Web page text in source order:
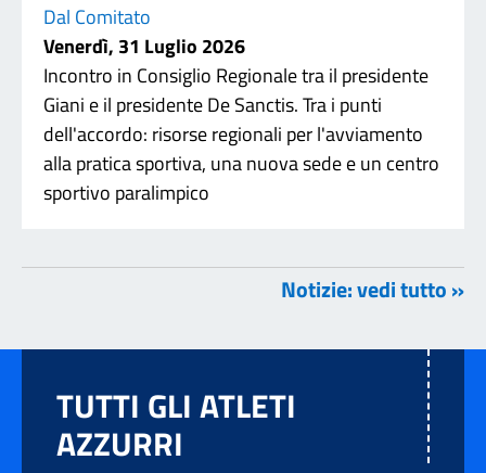
Dal Comitato
Venerdì, 31 Luglio 2026
Incontro in Consiglio Regionale tra il presidente
Giani e il presidente De Sanctis. Tra i punti
dell'accordo: risorse regionali per l'avviamento
alla pratica sportiva, una nuova sede e un centro
sportivo paralimpico
Notizie: vedi tutto »
TUTTI GLI ATLETI
AZZURRI